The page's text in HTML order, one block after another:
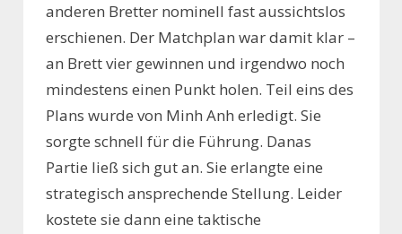
anderen Bretter nominell fast aussichtslos
erschienen. Der Matchplan war damit klar –
an Brett vier gewinnen und irgendwo noch
mindestens einen Punkt holen. Teil eins des
Plans wurde von Minh Anh erledigt. Sie
sorgte schnell für die Führung. Danas
Partie ließ sich gut an. Sie erlangte eine
strategisch ansprechende Stellung. Leider
kostete sie dann eine taktische